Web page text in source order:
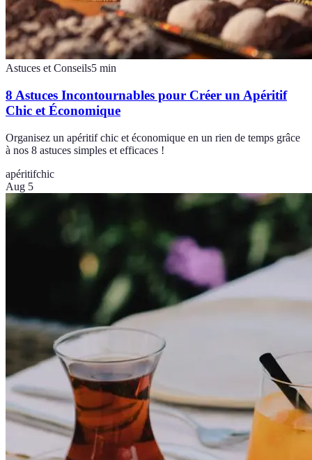
Astuces et Conseils5 min
8 Astuces Incontournables pour Créer un Apéritif
Chic et Économique
Organisez un apéritif chic et économique en un rien de temps grâce
à nos 8 astuces simples et efficaces !
apéritifchic
Aug 5